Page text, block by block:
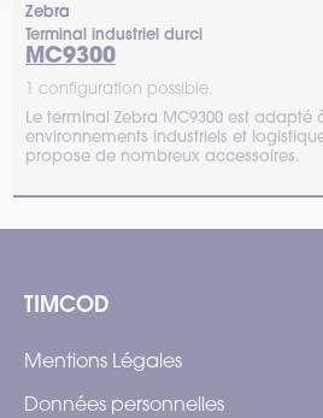
Zebra
Terminal industriel durci
MC9300
1 configuration possible.
Le terminal Zebra MC9300 est adapté
environnements industriels et
propose de nombreux accessoires.
TIMCOD
Mentions Légales
Données personnelles